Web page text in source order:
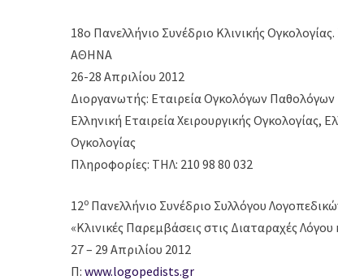
18ο Πανελλήνιο Συνέδριο Κλινικής
ΑΘΗΝΑ
26-28 Απριλίου 2012
Διοργανωτής: Εταιρεία Ογκολόγων Παθολόγων
Ελληνική Εταιρεία Χειρουργικής Ογκολογίας,
Ογκολογίας
Πληροφορίες: ΤΗΛ: 210 98 80 032
12ο Πανελλήνιο Συνέδριο Συλλόγου
«Κλινικές Παρεμβάσεις στις Διαταραχές
27 – 29 Απριλίου 2012
Π: www.logopedists.gr